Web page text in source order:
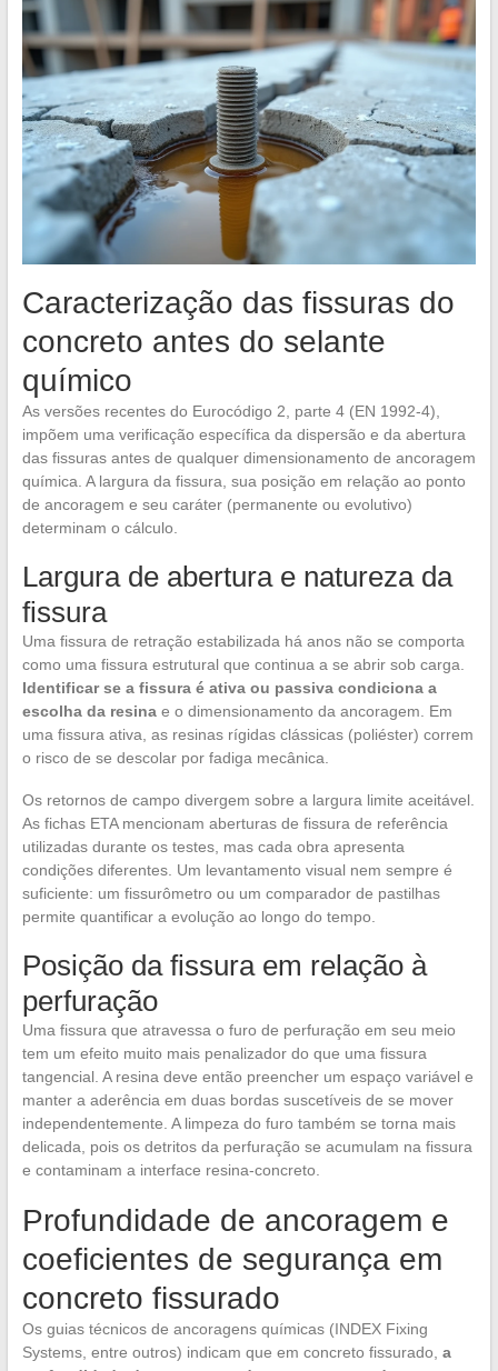
Caracterização das fissuras do
concreto antes do selante
químico
As versões recentes do Eurocódigo 2, parte 4 (EN 1992-4),
impõem uma verificação específica da dispersão e da abertura
das fissuras antes de qualquer dimensionamento de ancoragem
química. A largura da fissura, sua posição em relação ao ponto
de ancoragem e seu caráter (permanente ou evolutivo)
determinam o cálculo.
Largura de abertura e natureza da
fissura
Uma fissura de retração estabilizada há anos não se comporta
como uma fissura estrutural que continua a se abrir sob carga.
Identificar se a fissura é ativa ou passiva condiciona a
escolha da resinae o dimensionamento da ancoragem. Em
uma fissura ativa, as resinas rígidas clássicas (poliéster) correm
o risco de se descolar por fadiga mecânica.
Os retornos de campo divergem sobre a largura limite aceitável.
As fichas ETA mencionam aberturas de fissura de referência
utilizadas durante os testes, mas cada obra apresenta
condições diferentes. Um levantamento visual nem sempre é
suficiente: um fissurômetro ou um comparador de pastilhas
permite quantificar a evolução ao longo do tempo.
Posição da fissura em relação à
perfuração
Uma fissura que atravessa o furo de perfuração em seu meio
tem um efeito muito mais penalizador do que uma fissura
tangencial. A resina deve então preencher um espaço variável e
manter a aderência em duas bordas suscetíveis de se mover
independentemente. A limpeza do furo também se torna mais
delicada, pois os detritos da perfuração se acumulam na fissura
e contaminam a interface resina-concreto.
Profundidade de ancoragem e
coeficientes de segurança em
concreto fissurado
Os guias técnicos de ancoragens químicas (INDEX Fixing
Systems, entre outros) indicam que em concreto fissurado, a